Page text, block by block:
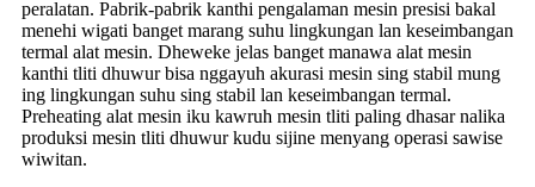
peralatan. Pabrik-pabrik kanthi pengalaman mesin presisi bakal
menehi wigati banget marang suhu lingkungan lan keseimbangan
termal alat mesin. Dheweke jelas banget manawa alat mesin
kanthi tliti dhuwur bisa nggayuh akurasi mesin sing stabil mung
ing lingkungan suhu sing stabil lan keseimbangan termal.
Preheating alat mesin iku kawruh mesin tliti paling dhasar nalika
produksi mesin tliti dhuwur kudu sijine menyang operasi sawise
wiwitan.